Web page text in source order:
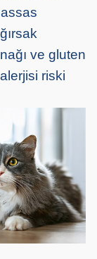
ve gluten
riski